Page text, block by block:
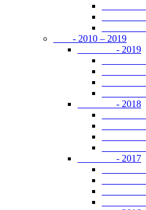
-
-
-
- 2010 – 2019
- 2019
-
-
-
-
- 2018
-
-
-
-
- 2017
-
-
-
-